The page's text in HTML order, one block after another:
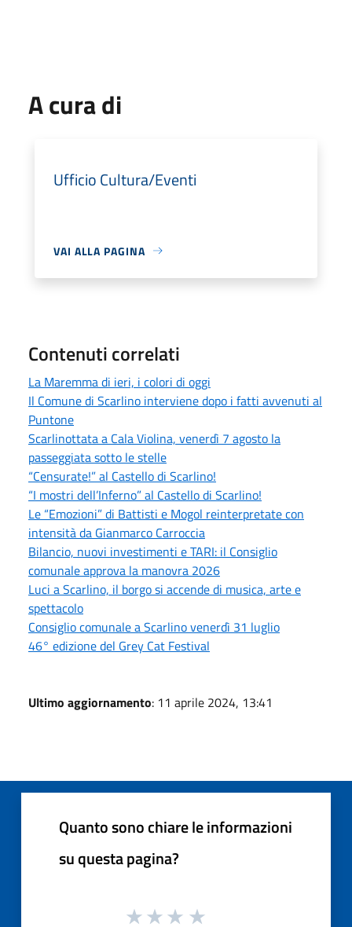
A cura di
Ufficio Cultura/Eventi
VAI ALLA PAGINA
Contenuti correlati
La Maremma di ieri, i colori di oggi
Il Comune di Scarlino interviene dopo i fatti avvenuti al
Puntone
Scarlinottata a Cala Violina, venerdì 7 agosto la
passeggiata sotto le stelle
“Censurate!” al Castello di Scarlino!
“I mostri dell’Inferno” al Castello di Scarlino!
Le “Emozioni” di Battisti e Mogol reinterpretate con
intensità da Gianmarco Carroccia
Bilancio, nuovi investimenti e TARI: il Consiglio
comunale approva la manovra 2026
Luci a Scarlino, il borgo si accende di musica, arte e
spettacolo
Consiglio comunale a Scarlino venerdì 31 luglio
46° edizione del Grey Cat Festival
Ultimo aggiornamento: 11 aprile 2024, 13:41
Quanto sono chiare le informazioni
su questa pagina?